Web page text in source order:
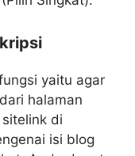
yaitu agar
halaman
di
isi blog